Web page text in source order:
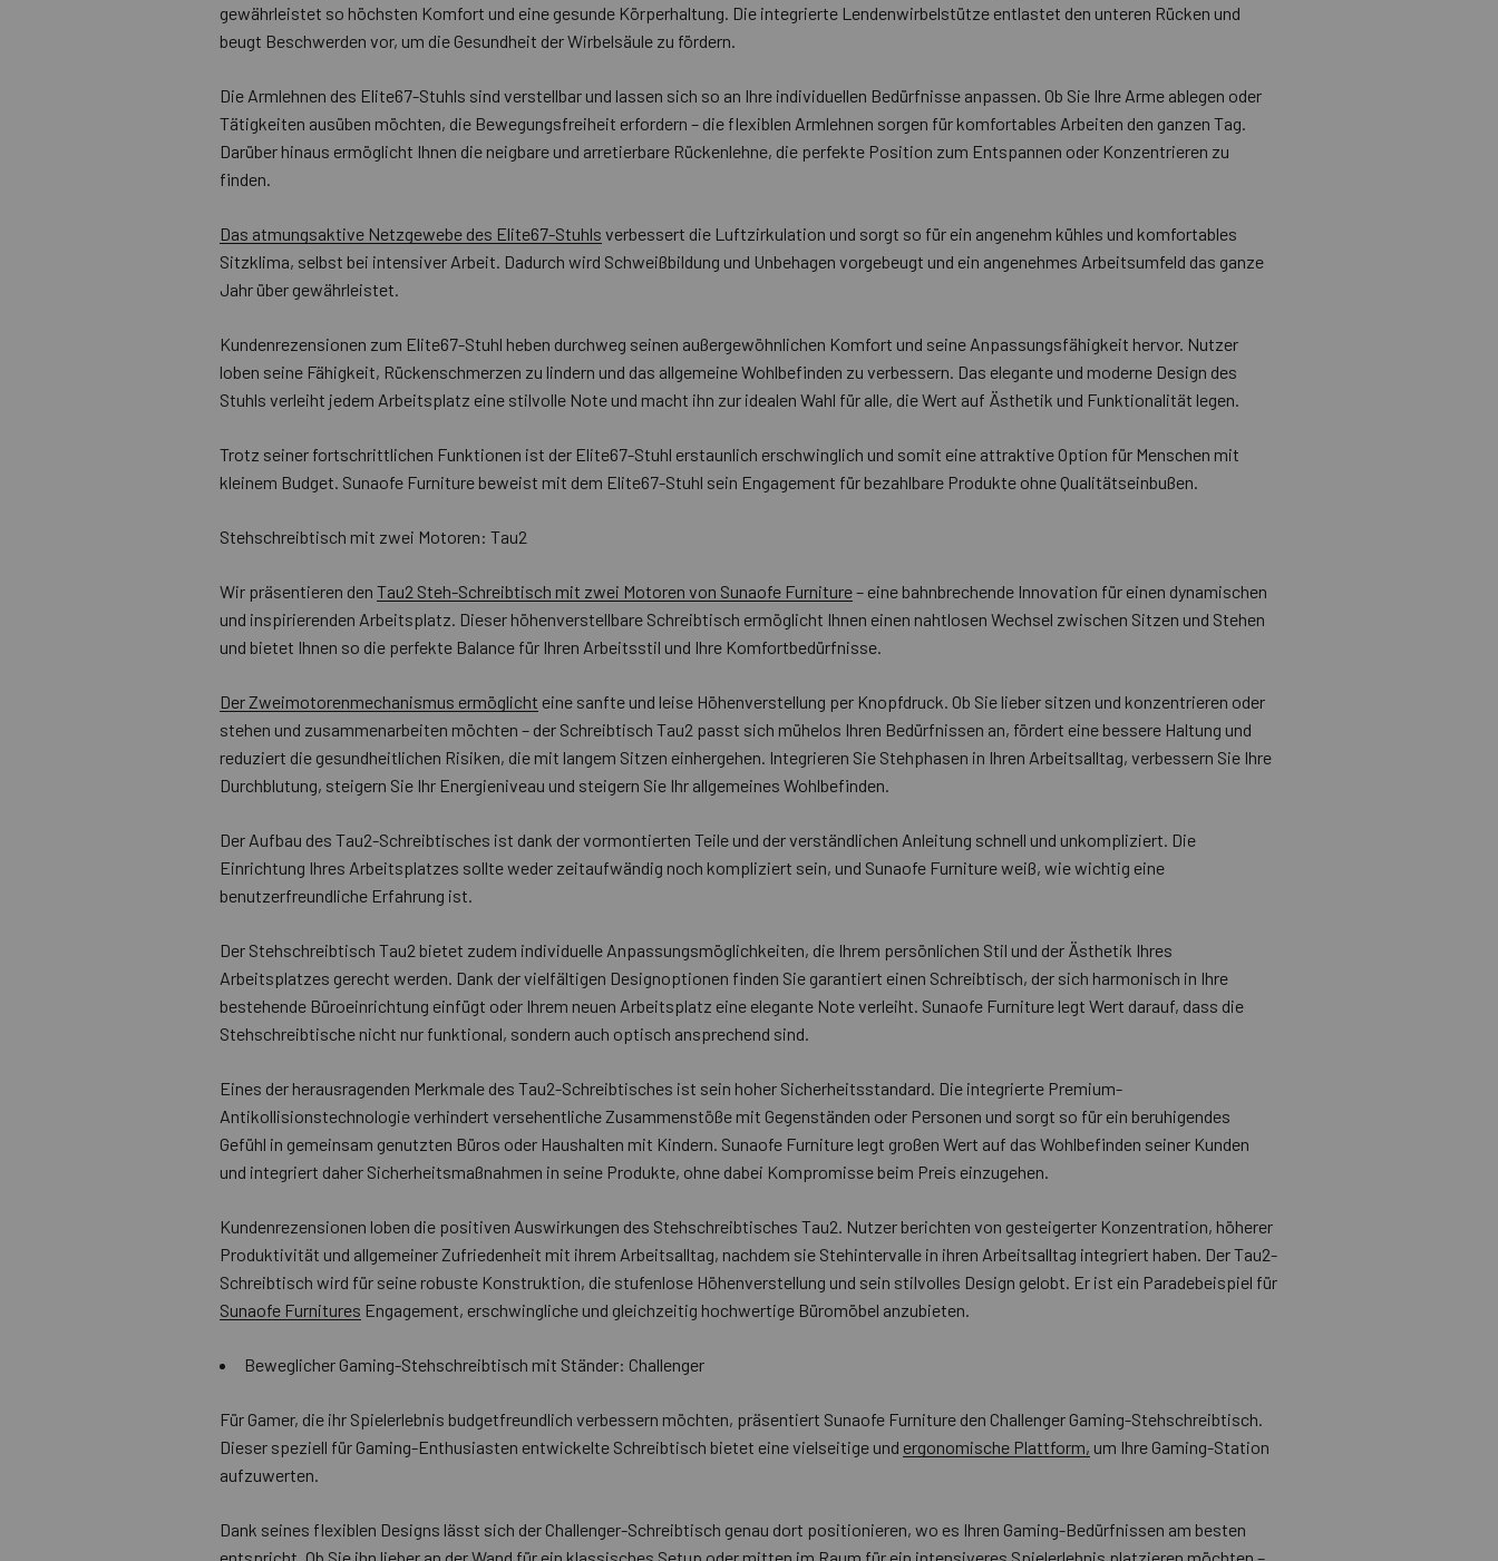
gewährleistet so höchsten Komfort und eine gesunde Körperhaltung. Die integrierte Lendenwirbelstütze entlastet den unteren Rücken und
beugt Beschwerden vor, um die Gesundheit der Wirbelsäule zu fördern.
Die Armlehnen des Elite67-Stuhls sind verstellbar und lassen sich so an Ihre individuellen Bedürfnisse anpassen. Ob Sie Ihre Arme ablegen oder
Tätigkeiten ausüben möchten, die Bewegungsfreiheit erfordern – die flexiblen Armlehnen sorgen für komfortables Arbeiten den ganzen Tag.
Darüber hinaus ermöglicht Ihnen die neigbare und arretierbare Rückenlehne, die perfekte Position zum Entspannen oder Konzentrieren zu
finden.
Das atmungsaktive Netzgewebe des Elite67-Stuhls verbessert die Luftzirkulation und sorgt so für ein angenehm kühles und komfortables
Sitzklima, selbst bei intensiver Arbeit. Dadurch wird Schweißbildung und Unbehagen vorgebeugt und ein angenehmes Arbeitsumfeld das ganze
Jahr über gewährleistet.
Kundenrezensionen zum Elite67-Stuhl heben durchweg seinen außergewöhnlichen Komfort und seine Anpassungsfähigkeit hervor. Nutzer
loben seine Fähigkeit, Rückenschmerzen zu lindern und das allgemeine Wohlbefinden zu verbessern. Das elegante und moderne Design des
Stuhls verleiht jedem Arbeitsplatz eine stilvolle Note und macht ihn zur idealen Wahl für alle, die Wert auf Ästhetik und Funktionalität legen.
Trotz seiner fortschrittlichen Funktionen ist der Elite67-Stuhl erstaunlich erschwinglich und somit eine attraktive Option für Menschen mit
kleinem Budget. Sunaofe Furniture beweist mit dem Elite67-Stuhl sein Engagement für bezahlbare Produkte ohne Qualitätseinbußen.
Stehschreibtisch mit zwei Motoren: Tau2
Wir präsentieren den Tau2 Steh-Schreibtisch mit zwei Motoren von Sunaofe Furniture– eine bahnbrechende Innovation für einen dynamischen
und inspirierenden Arbeitsplatz. Dieser höhenverstellbare Schreibtisch ermöglicht Ihnen einen nahtlosen Wechsel zwischen Sitzen und Stehen
und bietet Ihnen so die perfekte Balance für Ihren Arbeitsstil und Ihre Komfortbedürfnisse.
Der Zweimotorenmechanismus ermöglicht eine sanfte und leise Höhenverstellung per Knopfdruck. Ob Sie lieber sitzen und konzentrieren oder
stehen und zusammenarbeiten möchten – der Schreibtisch Tau2 passt sich mühelos Ihren Bedürfnissen an, fördert eine bessere Haltung und
reduziert die gesundheitlichen Risiken, die mit langem Sitzen einhergehen. Integrieren Sie Stehphasen in Ihren Arbeitsalltag, verbessern Sie Ihre
Durchblutung, steigern Sie Ihr Energieniveau und steigern Sie Ihr allgemeines Wohlbefinden.
Der Aufbau des Tau2-Schreibtisches ist dank der vormontierten Teile und der verständlichen Anleitung schnell und unkompliziert. Die
Einrichtung Ihres Arbeitsplatzes sollte weder zeitaufwändig noch kompliziert sein, und Sunaofe Furniture weiß, wie wichtig eine
benutzerfreundliche Erfahrung ist.
Der Stehschreibtisch Tau2 bietet zudem individuelle Anpassungsmöglichkeiten, die Ihrem persönlichen Stil und der Ästhetik Ihres
Arbeitsplatzes gerecht werden. Dank der vielfältigen Designoptionen finden Sie garantiert einen Schreibtisch, der sich harmonisch in Ihre
bestehende Büroeinrichtung einfügt oder Ihrem neuen Arbeitsplatz eine elegante Note verleiht. Sunaofe Furniture legt Wert darauf, dass die
Stehschreibtische nicht nur funktional, sondern auch optisch ansprechend sind.
Eines der herausragenden Merkmale des Tau2-Schreibtisches ist sein hoher Sicherheitsstandard. Die integrierte Premium-
Antikollisionstechnologie verhindert versehentliche Zusammenstöße mit Gegenständen oder Personen und sorgt so für ein beruhigendes
Gefühl in gemeinsam genutzten Büros oder Haushalten mit Kindern. Sunaofe Furniture legt großen Wert auf das Wohlbefinden seiner Kunden
und integriert daher Sicherheitsmaßnahmen in seine Produkte, ohne dabei Kompromisse beim Preis einzugehen.
Kundenrezensionen loben die positiven Auswirkungen des Stehschreibtisches Tau2. Nutzer berichten von gesteigerter Konzentration, höherer
Produktivität und allgemeiner Zufriedenheit mit ihrem Arbeitsalltag, nachdem sie Stehintervalle in ihren Arbeitsalltag integriert haben. Der Tau2-
Schreibtisch wird für seine robuste Konstruktion, die stufenlose Höhenverstellung und sein stilvolles Design gelobt. Er ist ein Paradebeispiel für
Sunaofe Furnitures Engagement, erschwingliche und gleichzeitig hochwertige Büromöbel anzubieten.
Beweglicher Gaming-Stehschreibtisch mit Ständer: Challenger
Für Gamer, die ihr Spielerlebnis budgetfreundlich verbessern möchten, präsentiert Sunaofe Furniture den Challenger Gaming-Stehschreibtisch.
Dieser speziell für Gaming-Enthusiasten entwickelte Schreibtisch bietet eine vielseitige und ergonomische Plattform, um Ihre Gaming-Station
aufzuwerten.
Dank seines flexiblen Designs lässt sich der Challenger-Schreibtisch genau dort positionieren, wo es Ihren Gaming-Bedürfnissen am besten